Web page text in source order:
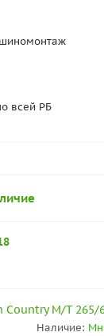
всей РБ
M/T 265/
Наличие: